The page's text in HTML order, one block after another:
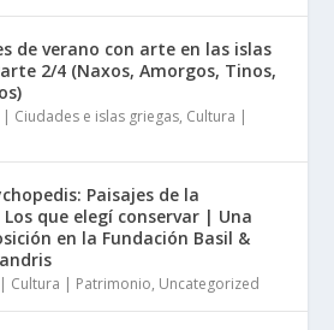
de verano con arte en las islas
2/4 (Naxos, Amorgos, Tinos,
| Ciudades e islas griegas, Cultura |
Paisajes de la
que elegí conservar | Una
en la Fundación Basil &
| Cultura | Patrimonio, Uncategorized